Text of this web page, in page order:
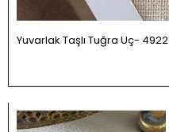
Yuvarlak Taşlı Tuğra Uç 4922